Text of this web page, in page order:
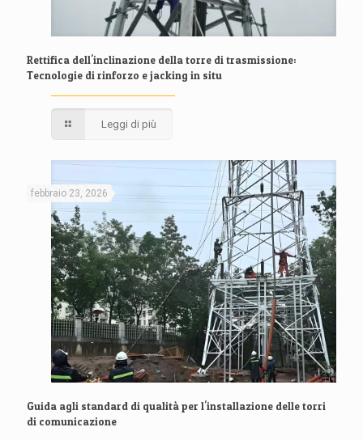
Rettifica dell'inclinazione della torre di trasmissione:
Tecnologie di rinforzo e jacking in situ
Leggi di più
febbraio 23, 2026
Guida agli standard di qualità per l'installazione delle torri
di comunicazione